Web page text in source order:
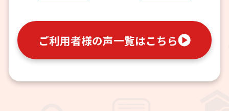
ご利用者様の声一覧はこちら